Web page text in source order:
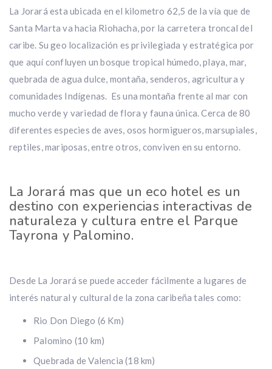
La Jorará esta ubicada en el kilometro 62,5 de la vía que de
Santa Marta va hacia Riohacha, por la carretera troncal del
caribe. Su geo localización es privilegiada y estratégica por
que aquí confluyen un bosque tropical húmedo, playa, mar,
quebrada de agua dulce, montaña, senderos, agricultura y
comunidades Indígenas. Es una montaña frente al mar con
mucho verde y variedad de flora y fauna única. Cerca de 80
diferentes especies de aves, osos hormigueros, marsupiales,
reptiles, mariposas, entre otros, conviven en su entorno.
La Jorará mas que un eco hotel es un
destino con experiencias interactivas de
naturaleza y cultura entre el Parque
Tayrona y Palomino.
Desde La Jorará se puede acceder fácilmente a lugares de
interés natural y cultural de la zona caribeña tales como:
Rio Don Diego (6 Km)
Palomino (10 km)
Quebrada de Valencia (18 km)